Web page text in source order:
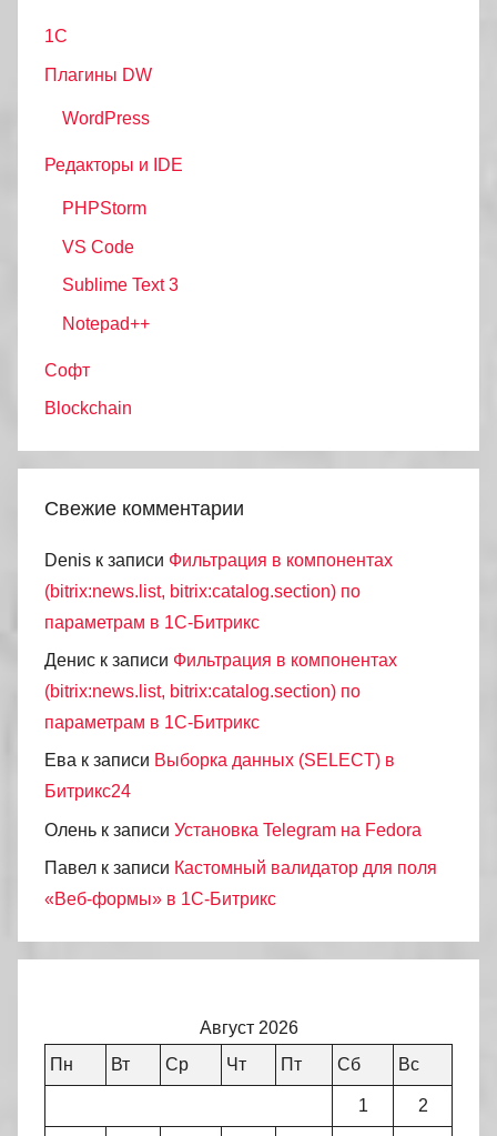
1С
Плагины DW
WordPress
Редакторы и IDE
PHPStorm
VS Code
Sublime Text 3
Notepad++
Софт
Blockchain
Свежие комментарии
Denis к записи Фильтрация в компонентах
(bitrix:news.list, bitrix:catalog.section) по
параметрам в 1С-Битрикс
Денис к записи Фильтрация в компонентах
(bitrix:news.list, bitrix:catalog.section) по
параметрам в 1С-Битрикс
Ева к записи Выборка данных (SELECT) в
Битрикс24
Олень к записи Установка Telegram на Fedora
Павел к записи Кастомный валидатор для поля
«Веб-формы» в 1С-Битрикс
Август 2026
Пн
Вт Ср Чт Пт Сб Вс
1 2